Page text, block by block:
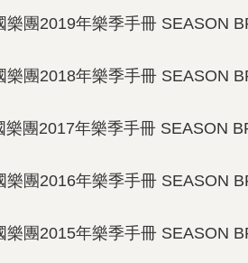
樂團2019年樂季手冊 SEASON
樂團2018年樂季手冊 SEASON
樂團2017年樂季手冊 SEASON
樂團2016年樂季手冊 SEASON
樂團2015年樂季手冊 SEASON